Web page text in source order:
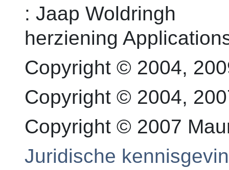
: Jaap Woldringh
herziening
Copyright © 2004,
Copyright © 2004,
Copyright © 2007
Juridische